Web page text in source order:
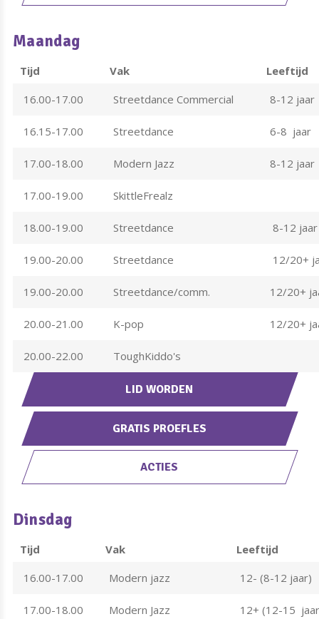
Maandag
Tijd Vak
Leeftijd
16.00-17.00
Streetdance Commercial 8-12 jaar
16.15-17.00 Streetdance 6-8 jaar
17.00-18.00 Modern Jazz 8-12 jaar
17.00-19.00 SkittleFrealz
18.00-19.00 Streetdance 8-12 jaar
19.00-20.00 Streetdance 12/20+
19.00-20.00 Streetdance/comm. 12/20+
20.00-21.00 K-pop 12/20+
20.00-22.00 ToughKiddo's
LID WORDEN
GRATIS PROEFLES
ACTIES
Dinsdag
Tijd Vak
Leeftijd
16.00-17.00
Modern jazz 12- (8-12 jaar)
17.00-18.00 Modern Jazz 12+ (12-15